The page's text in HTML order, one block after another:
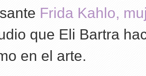
Frida Kahlo,
que Eli Bartra
en el arte.